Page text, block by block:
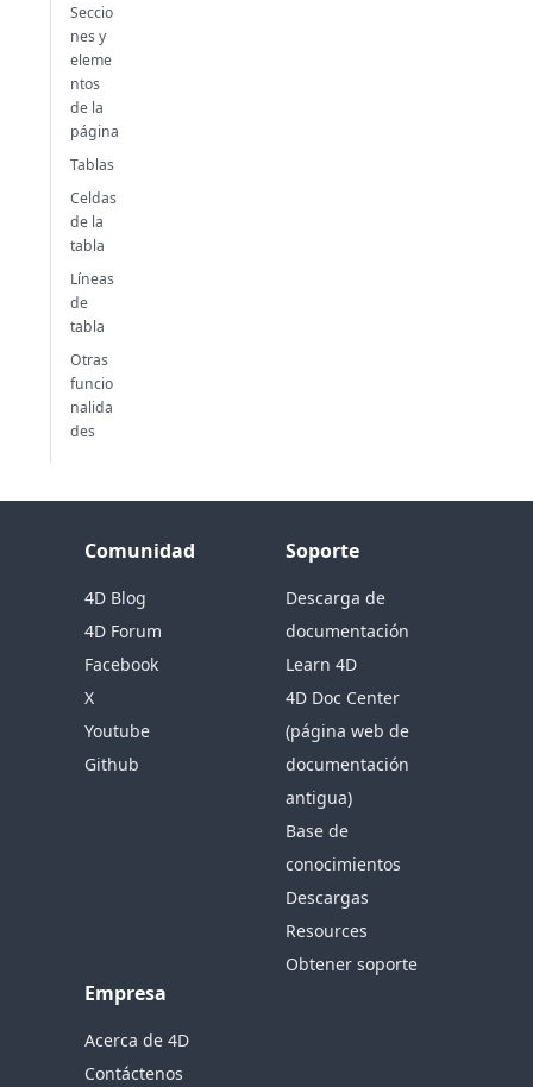
Seccio
nes y
eleme
ntos
de la
página
Tablas
Celdas
de la
tabla
Líneas
de
tabla
Otras
funcio
nalida
des
Comunidad
4D Blog
4D Forum
Facebook
X
Youtube
Github
Soporte
Descarga de
documentación
Learn 4D
4D Doc Center
(página web de
documentación
antigua)
Base de
conocimientos
Descargas
Resources
Obtener soporte
Empresa
Acerca de 4D
Contáctenos